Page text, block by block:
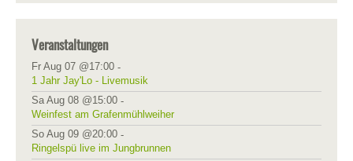
Veranstaltungen
Fr Aug 07 @17:00 -
1 Jahr Jay'Lo - Livemusik
Sa Aug 08 @15:00 -
Weinfest am Grafenmühlweiher
So Aug 09 @20:00 -
Ringelspü live im Jungbrunnen